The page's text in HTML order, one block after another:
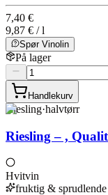
7,40 €
9,87 € / l
Spør Vinolin
På lager
Handlekurv
Riesling·halvtørr
Riesling – ,
Hvitvin
fruktig & sprudlende